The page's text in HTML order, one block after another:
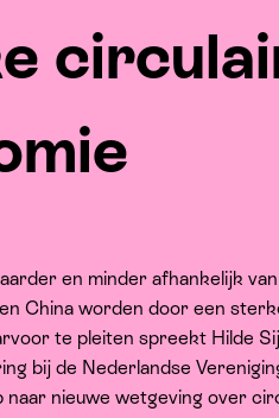
en minder afhankelijk
China worden door een
te pleiten spreekt Hilde
bij de Nederlandse
naar nieuwe wetgeving over